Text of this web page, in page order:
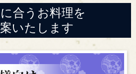
合うお料理を
いたします